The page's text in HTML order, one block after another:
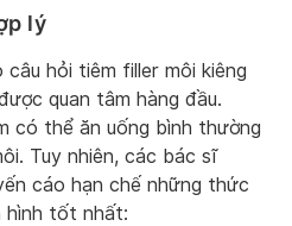
lý
hỏi tiêm filler môi kiêng
quan tâm hàng đầu.
có thể ăn uống bình thường
Tuy nhiên, các bác sĩ
cáo hạn chế những thức
hình tốt nhất: